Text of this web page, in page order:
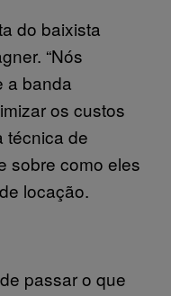
do baixista
“Nós
a banda
os custos
técnica de
sobre como eles
locação.
passar o que